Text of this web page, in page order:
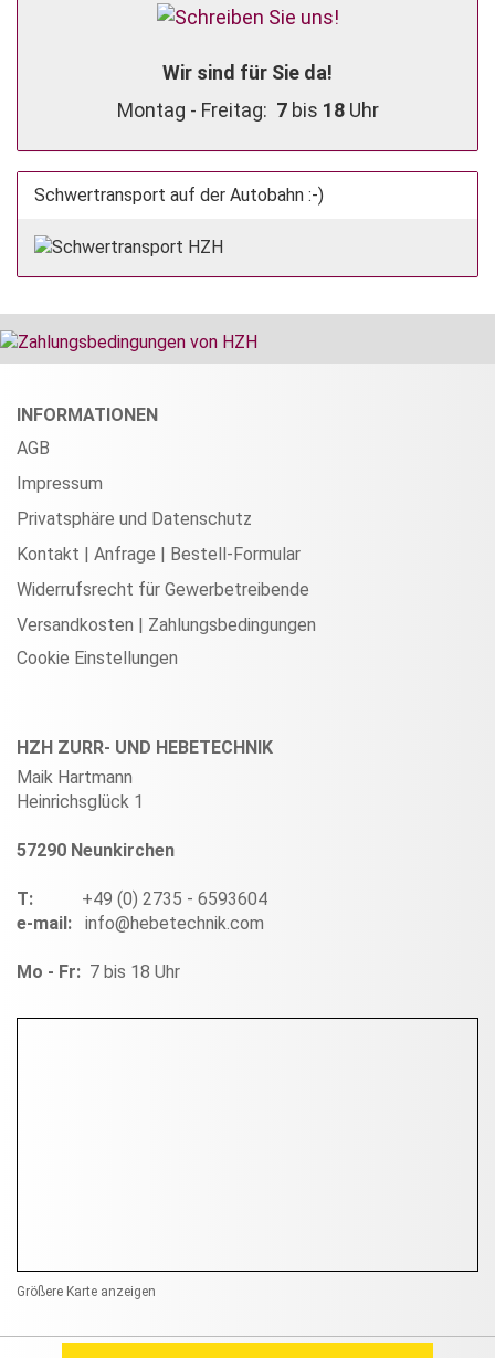
Wir sind für Sie da!
Montag - Freitag: 7bis 18Uhr
Schwertransport auf der Autobahn :-)
INFORMATIONEN
AGB
Impressum
Privatsphäre und Datenschutz
Kontakt | Anfrage | Bestell-Formular
Widerrufsrecht für Gewerbetreibende
Versandkosten | Zahlungsbedingungen
Cookie Einstellungen
HZH ZURR- UND HEBETECHNIK
Maik Hartmann
Heinrichsglück 1
57290 Neunkirchen
T: +49 (0) 2735 - 6593604
e-mail: info@hebetechnik.com
Mo - Fr: 7 bis 18 Uhr
Größere Karte anzeigen